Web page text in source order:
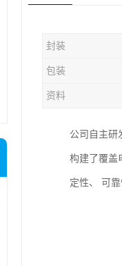
封装
包装
资料
公司自主研
构建了覆盖
定性、 可